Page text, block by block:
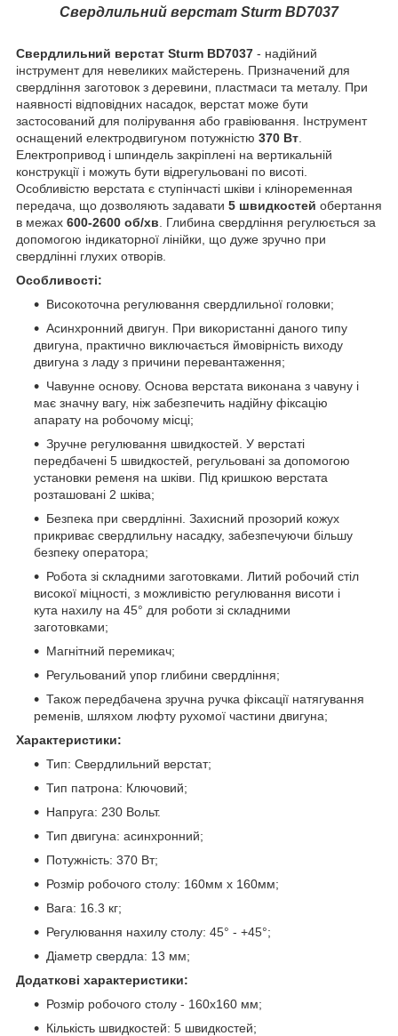
Свердлильний верстат Sturm BD7037
Свердлильний верстат Sturm BD7037 - надійний
інструмент для невеликих майстерень. Призначений для
свердління заготовок з деревини, пластмаси та металу. При
наявності відповідних насадок, верстат може бути
застосований для полірування або гравіювання. Інструмент
оснащений електродвигуном потужністю 370 Вт
Електропривод і шпиндель закріплені на вертикальній
конструкції і можуть бути відрегульовані по висоті.
Особливістю верстата є ступінчасті шківи і кліноременная
передача, що дозволяють задавати 5 швидкостей обертання
в межах 600-2600 об/хв . Глибина свердління регулюється за
допомогою індикаторної лінійки, що дуже зручно при
свердлінні глухих отворів.
Особливості:
Високоточна регулювання свердлильної головки;
Асинхронний двигун. При використанні даного типу
двигуна, практично виключається ймовірність виходу
двигуна з ладу з причини перевантаження;
Чавунне основу. Основа верстата виконана з чавуну і
має значну вагу, ніж забезпечить надійну фіксацію
апарату на робочому місці;
Зручне регулювання швидкостей. У верстаті
передбачені 5 швидкостей, регульовані за допомогою
установки ременя на шківи. Під кришкою верстата
розташовані 2 шківа;
Безпека при свердлінні. Захисний прозорий кожух
прикриває свердлильну насадку, забезпечуючи більшу
безпеку оператора;
Робота зі складними заготовками. Литий робочий стіл
високої міцності, з можливістю регулювання висоти і
кута нахилу на 45° для роботи зі складними
заготовками;
Магнітний перемикач;
Регульований упор глибини свердління;
Також передбачена зручна ручка фіксації натягування
ременів, шляхом люфту рухомої частини двигуна;
Характеристики:
Тип: Свердлильний верстат;
Тип патрона: Ключовий;
Напруга: 230 Вольт.
Тип двигуна: асинхронний;
Потужність: 370 Вт;
Розмір робочого столу: 160мм х 160мм;
Вага: 16.3 кг;
Регулювання нахилу столу: 45° - +45°;
Діаметр свердла: 13 мм;
Додаткові характеристики:
Розмір робочого столу - 160х160 мм;
Кількість швидкостей: 5 швидкостей;